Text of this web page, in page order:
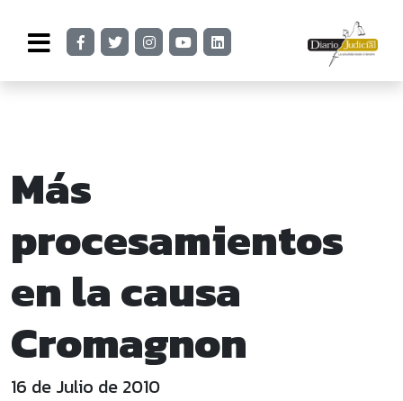
Más
procesamientos
en la causa
Cromagnon
16 de Julio de 2010